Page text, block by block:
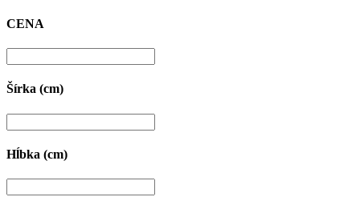
CENA
Šírka (cm)
Hĺbka (cm)